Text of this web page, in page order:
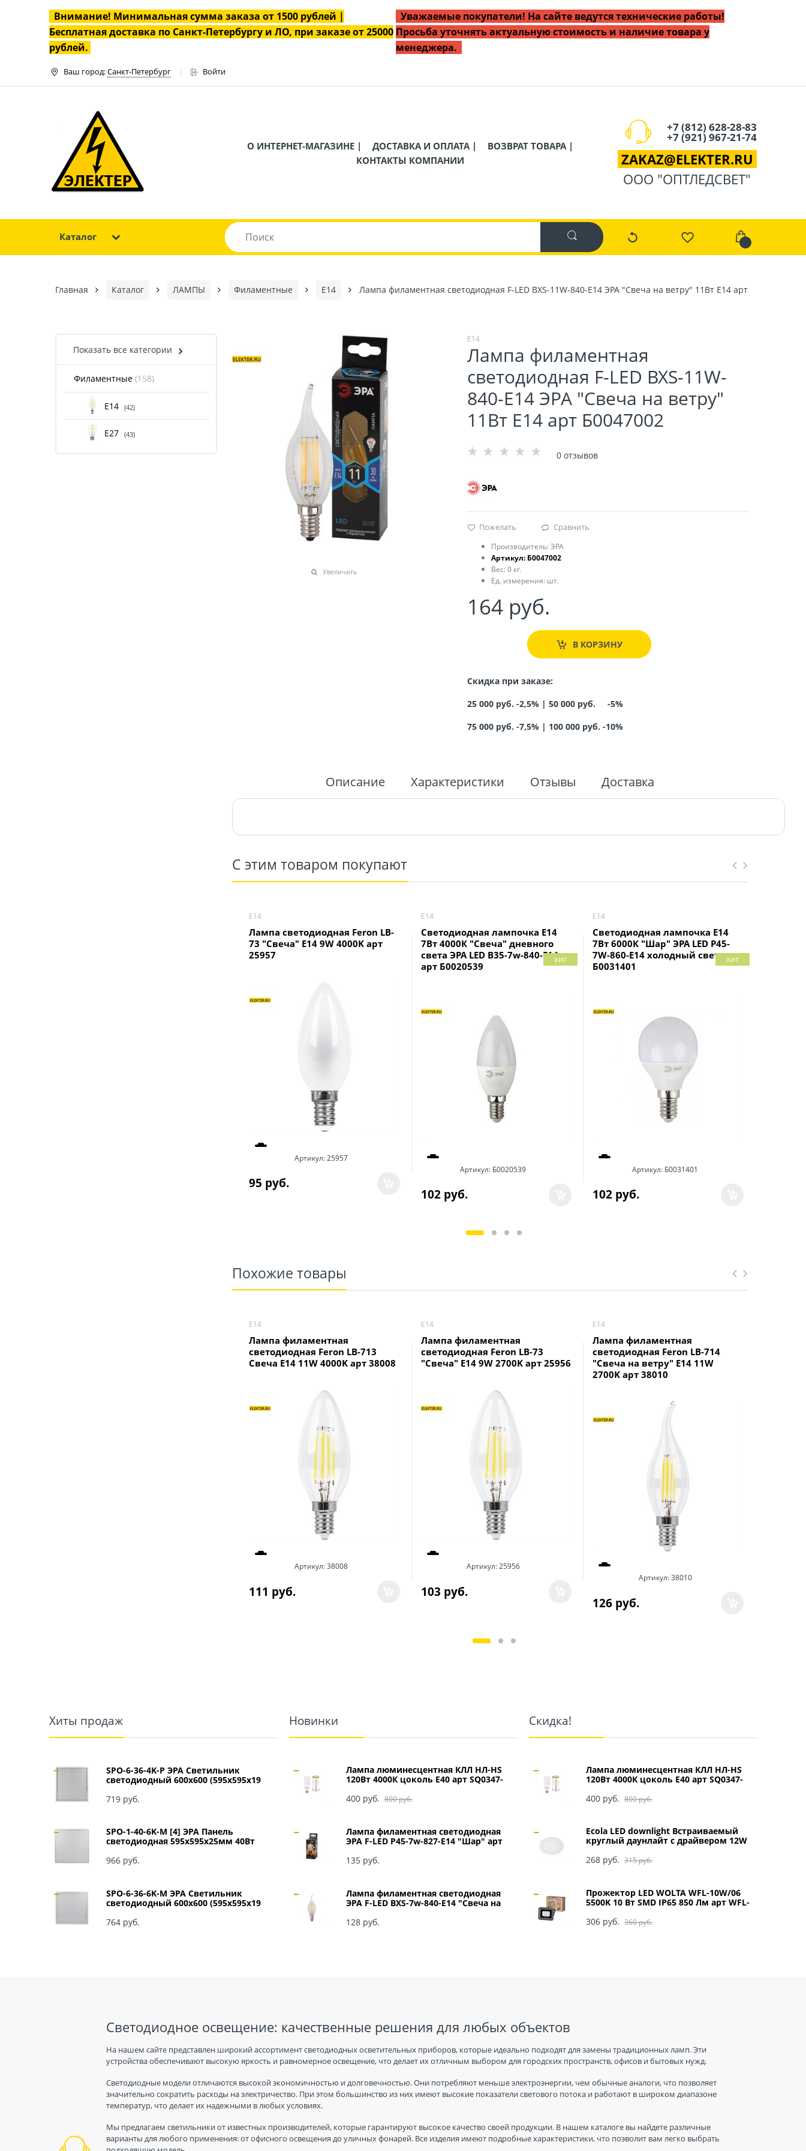
Внимание! Минимальная сумма заказа от 1500 рублей |
Бесплатная доставка по Санкт-Петербургу и ЛО, при заказе от 25000
рублей.
Уважаемые покупатели! На сайте ведутся технические работы!
Просьба уточнять актуальную стоимость и наличие товара у
менеджера.
Ваш город:Санкт-Петербург Войти
О ИНТЕРНЕТ-МАГАЗИНЕ | ДОСТАВКА И ОПЛАТА |
ВОЗВРАТ ТОВАРА |
КОНТАКТЫ КОМПАНИИ
+7 (812) 628-28-83
+7 (921) 967-21-74
ZAKAZ@ELEKTER.RU
ООО "ОПТЛЕДСВЕТ"
Каталог
Главная Каталог ЛАМПЫ Филаментные Е14 Лампа филаментная светодиодная F-LED BXS-11W-840-E14 ЭРА "Свеча на ветру" 11Вт E14 арт Б0047002
Показать все категории
Филаментные (158)
Е14 (42)
Е27 (43)
Увеличить
Е14
Лампа филаментная
светодиодная F-LED BXS-11W-
840-E14 ЭРА "Свеча на ветру"
11Вт E14 арт Б0047002
0 отзывов
Пожелать Сравнить
Производитель: ЭРА
Артикул: Б0047002
Вес: 0 кг.
Ед. измерения: шт.
164 руб.
В КОРЗИНУ
Скидка при заказе:
25 000 руб. -2,5% | 50 000 руб. -5%
75 000 руб. -7,5%| 100 000 руб. -10%
Описание Характеристики Отзывы Доставка
С этим товаром покупают
Е14
Лампа светодиодная Feron LB-
73 "Свеча" E14 9W 4000K арт
25957
Артикул:25957
95 руб.
Е14
Светодиодная лампочка Е14
7Вт 4000К "Свеча" дневного
света ЭРА LED B35-7w-840-E14
арт Б0020539
Артикул: Б0020539
хит
102 руб.
Е14
Светодиодная лампочка E14
7Вт 6000К "Шар" ЭРА LED P45-
7W-860-E14 холодный свет арт
Б0031401
Артикул: Б0031401
хит
102 руб.
Похожие товары
Е14
Лампа филаментная
светодиодная Feron LB-713
Свеча E14 11W 4000K арт 38008
Артикул:38008
111 руб.
Е14
Лампа филаментная
светодиодная Feron LB-73
"Свеча" E14 9W 2700K арт 25956
Артикул:25956
103 руб.
Е14
Лампа филаментная
светодиодная Feron LB-714
"Свеча на ветру" E14 11W
2700K арт 38010
Артикул:38010
126 руб.
Хиты продаж
SPO-6-36-4K-P ЭРА Светильник
светодиодный 600х600 (595x595x19
Призма Б0039057
719 руб.
SPO-1-40-6K-M [4] ЭРА Панель
светодиодная 595x595x25мм 40Вт
966 руб.
SPO-6-36-6K-M ЭРА Светильник
светодиодный 600х600 (595x595x19
Матовый Б0039318
764 руб.
Новинки
Лампа люминесцентная КЛЛ НЛ-HS
120Вт 4000К цоколь Е40 арт SQ0347-
800 руб.
400 руб.
Лампа филаментная светодиодная
ЭРА F-LED P45-7w-827-E14 "Шар" арт
135 руб.
Лампа филаментная светодиодная
ЭРА F-LED BXS-7w-840-E14 "Свеча на
128 руб.
Скидка!
Лампа люминесцентная КЛЛ НЛ-HS
120Вт 4000К цоколь Е40 арт SQ0347-
800 руб.
400 руб.
Ecola LED downlight Встраиваемый
круглый даунлайт с драйвером 12W
315 руб.
268 руб.
Прожектор LED WOLTA WFL-10W/06
5500K 10 Вт SMD IP65 850 Лм арт WFL-
360 руб.
306 руб.
Светодиодное освещение: качественные решения для любых объектов
На нашем сайте представлен широкий ассортимент светодиодных осветительных приборов, которые идеально подходят для замены традиционных ламп. Эти
устройства обеспечивают высокую яркость и равномерное освещение, что делает их отличным выбором для городских пространств, офисов и бытовых нужд.
Светодиодные модели отличаются высокой экономичностью и долговечностью. Они потребляют меньше электроэнергии, чем обычные аналоги, что позволяет
значительно сократить расходы на электричество. При этом большинство из них имеют высокие показатели светового потока и работают в широком диапазоне
температур, что делает их надежными в любых условиях.
Мы предлагаем светильники от известных производителей, которые гарантируют высокое качество своей продукции. В нашем каталоге вы найдете различные
варианты для любого применения: от офисного освещения до уличных фонарей. Все изделия имеют подробные характеристики, что позволит вам легко выбрать